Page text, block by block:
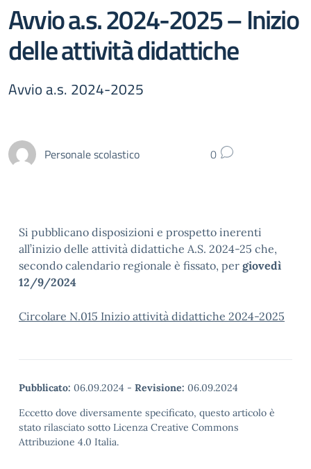
Avvio a.s. 2024-2025 – Inizio
delle attività didattiche
Avvio a.s. 2024-2025
Personale scolastico 0
Si pubblicano disposizioni e prospetto inerenti
all’inizio delle attività didattiche A.S. 2024-25 che,
secondo calendario regionale è fissato, per giovedì
12/9/2024
Circolare N.015 Inizio attività didattiche 2024-2025
Pubblicato: 06.09.2024 - Revisione: 06.09.2024
Eccetto dove diversamente specificato, questo articolo è
stato rilasciato sotto Licenza Creative Commons
Attribuzione 4.0 Italia.